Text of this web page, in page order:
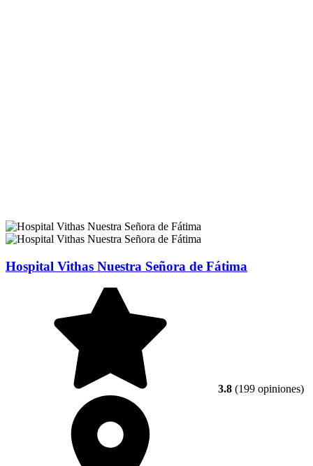
Hospital Vithas Nuestra Señora de Fátima
3.8 (199 opiniones)